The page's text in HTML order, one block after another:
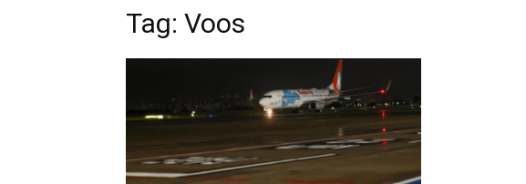
Tag: Voos